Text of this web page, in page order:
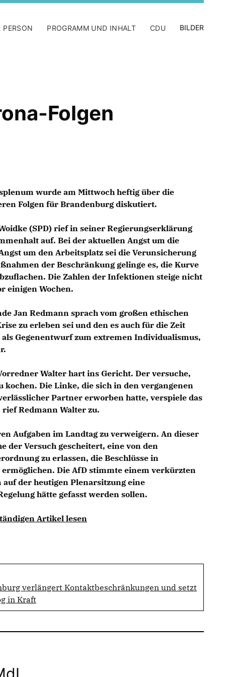
PERSON PROGRAMM UND INHALT CDU BILDER
Folgen
wurde am Mittwoch heftig über die
Folgen für Brandenburg diskutiert.
(SPD) rief in seiner Regierungserklärung
auf. Bei der aktuellen Angst um die
um den Arbeitsplatz sei die Verunsicherung
der Beschränkung gelinge es, die Kurve
Die Zahlen der Infektionen steige nicht
einigen Wochen.
Jan Redmann sprach vom großen ethischen
zu erleben sei und den es auch für die Zeit
als Gegenentwurf zum extremen Individualismus,
Walter hart ins Gericht. Der versuche,
kochen. Die Linke, die sich in den vergangenen
Partner erworben hatte, verspiele das
rief Redmann Walter zu.
Aufgaben im Landtag zu verweigern. An dieser
der Versuch gescheitert, eine von den
zu erlassen, die Beschlüsse in
Die AfD stimmte einem verkürzten
der heutigen Plenarsitzung eine
hätte gefasst werden sollen.
Artikel lesen
verlängert Kontaktbeschränkungen und setzt
in Kraft